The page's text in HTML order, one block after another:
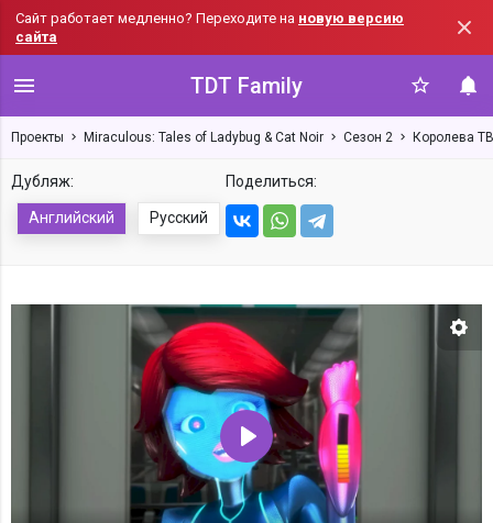
Сайт работает медленно? Переходите на новую версию
сайта
TDT Family
Проекты Miraculous: Tales of Ladybug & Cat Noir Сезон 2 Королева
Дубляж:
Английский Русский
Поделиться:
Воспроизвести